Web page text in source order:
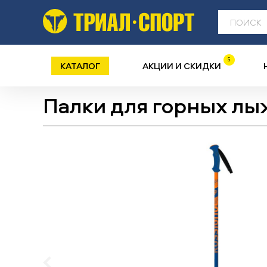
КАТАЛОГ АКЦИИ И СКИДКИ 5
Палки для горных